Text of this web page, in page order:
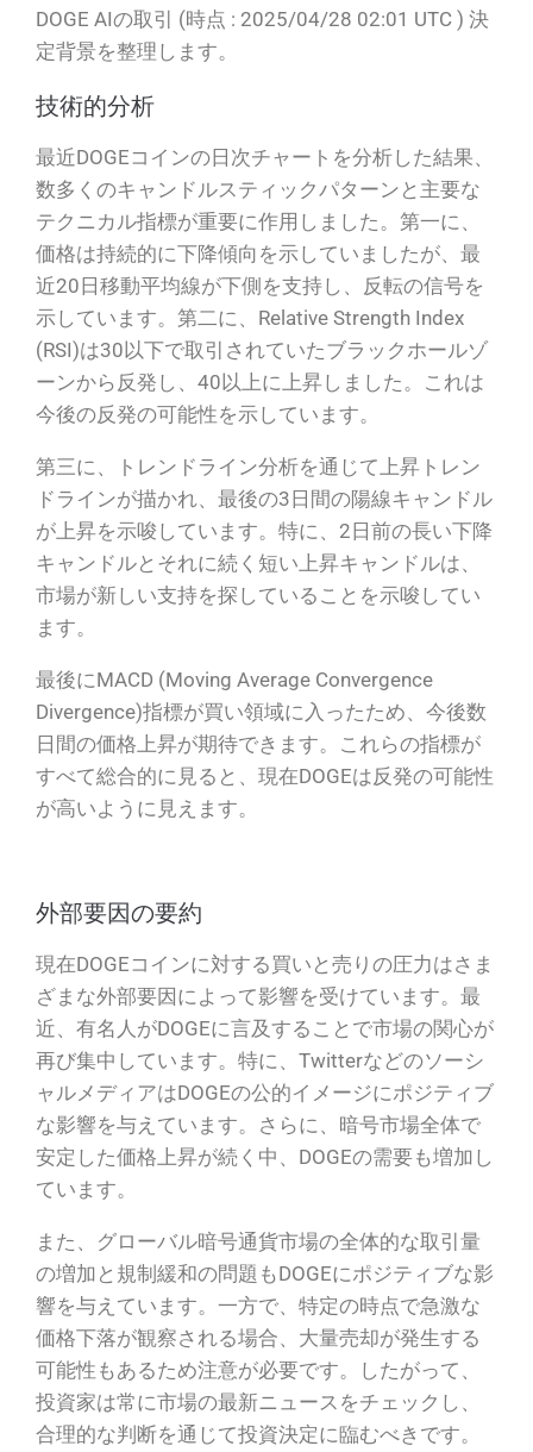
DOGE AIの取引 (時点 : 2025/04/28 02:01 UTC ) 決
定背景を整理します。
技術的分析
最近DOGEコインの日次チャートを分析した結果、
数多くのキャンドルスティックパターンと主要な
テクニカル指標が重要に作用しました。第一に、
価格は持続的に下降傾向を示していましたが、最
近20日移動平均線が下側を支持し、反転の信号を
示しています。第二に、Relative Strength Index
(RSI)は30以下で取引されていたブラックホールゾ
ーンから反発し、40以上に上昇しました。これは
今後の反発の可能性を示しています。
第三に、トレンドライン分析を通じて上昇トレン
ドラインが描かれ、最後の3日間の陽線キャンドル
が上昇を示唆しています。特に、2日前の長い下降
キャンドルとそれに続く短い上昇キャンドルは、
市場が新しい支持を探していることを示唆してい
ます。
最後にMACD (Moving Average Convergence
Divergence)指標が買い領域に入ったため、今後数
日間の価格上昇が期待できます。これらの指標が
すべて総合的に見ると、現在DOGEは反発の可能性
が高いように見えます。
外部要因の要約
現在DOGEコインに対する買いと売りの圧力はさま
ざまな外部要因によって影響を受けています。最
近、有名人がDOGEに言及することで市場の関心が
再び集中しています。特に、Twitterなどのソーシ
ャルメディアはDOGEの公的イメージにポジティブ
な影響を与えています。さらに、暗号市場全体で
安定した価格上昇が続く中、DOGEの需要も増加し
ています。
また、グローバル暗号通貨市場の全体的な取引量
の増加と規制緩和の問題もDOGEにポジティブな影
響を与えています。一方で、特定の時点で急激な
価格下落が観察される場合、大量売却が発生する
可能性もあるため注意が必要です。したがって、
投資家は常に市場の最新ニュースをチェックし、
合理的な判断を通じて投資決定に臨むべきです。